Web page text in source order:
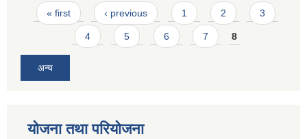
Pages
« first ‹ previous 1 2 3
4 5 6 7 8
अन्य
योजना तथा परियोजना